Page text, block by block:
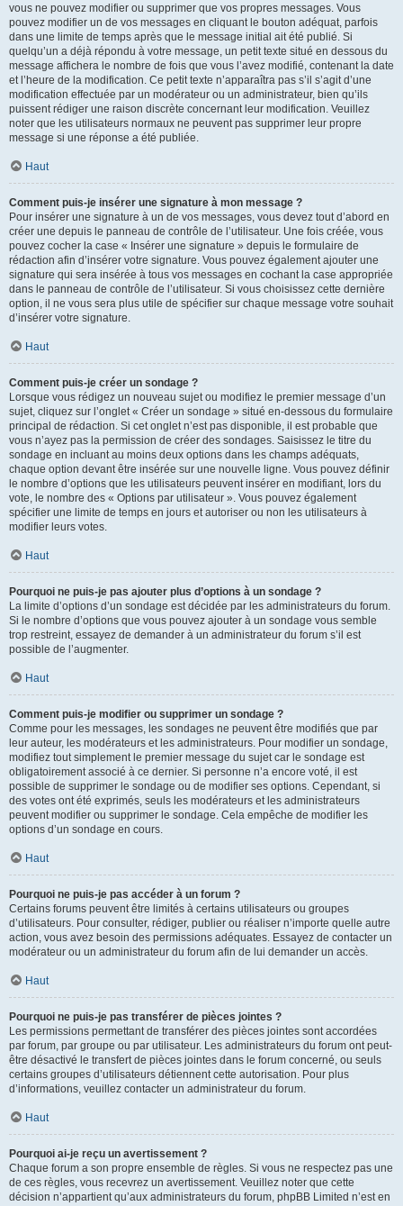
vous ne pouvez modifier ou supprimer que vos propres messages. Vous
pouvez modifier un de vos messages en cliquant le bouton adéquat, parfois
dans une limite de temps après que le message initial ait été publié. Si
quelqu’un a déjà répondu à votre message, un petit texte situé en dessous du
message affichera le nombre de fois que vous l’avez modifié, contenant la date
et l’heure de la modification. Ce petit texte n’apparaîtra pas s’il s’agit d’une
modification effectuée par un modérateur ou un administrateur, bien qu’ils
puissent rédiger une raison discrète concernant leur modification. Veuillez
noter que les utilisateurs normaux ne peuvent pas supprimer leur propre
message si une réponse a été publiée.
Haut
Comment puis-je insérer une signature à mon message ?
Pour insérer une signature à un de vos messages, vous devez tout d’abord en
créer une depuis le panneau de contrôle de l’utilisateur. Une fois créée, vous
pouvez cocher la case « Insérer une signature » depuis le formulaire de
rédaction afin d’insérer votre signature. Vous pouvez également ajouter une
signature qui sera insérée à tous vos messages en cochant la case appropriée
dans le panneau de contrôle de l’utilisateur. Si vous choisissez cette dernière
option, il ne vous sera plus utile de spécifier sur chaque message votre souhait
d’insérer votre signature.
Haut
Comment puis-je créer un sondage ?
Lorsque vous rédigez un nouveau sujet ou modifiez le premier message d’un
sujet, cliquez sur l’onglet « Créer un sondage » situé en-dessous du formulaire
principal de rédaction. Si cet onglet n’est pas disponible, il est probable que
vous n’ayez pas la permission de créer des sondages. Saisissez le titre du
sondage en incluant au moins deux options dans les champs adéquats,
chaque option devant être insérée sur une nouvelle ligne. Vous pouvez définir
le nombre d’options que les utilisateurs peuvent insérer en modifiant, lors du
vote, le nombre des « Options par utilisateur ». Vous pouvez également
spécifier une limite de temps en jours et autoriser ou non les utilisateurs à
modifier leurs votes.
Haut
Pourquoi ne puis-je pas ajouter plus d’options à un sondage ?
La limite d’options d’un sondage est décidée par les administrateurs du forum.
Si le nombre d’options que vous pouvez ajouter à un sondage vous semble
trop restreint, essayez de demander à un administrateur du forum s’il est
possible de l’augmenter.
Haut
Comment puis-je modifier ou supprimer un sondage ?
Comme pour les messages, les sondages ne peuvent être modifiés que par
leur auteur, les modérateurs et les administrateurs. Pour modifier un sondage,
modifiez tout simplement le premier message du sujet car le sondage est
obligatoirement associé à ce dernier. Si personne n’a encore voté, il est
possible de supprimer le sondage ou de modifier ses options. Cependant, si
des votes ont été exprimés, seuls les modérateurs et les administrateurs
peuvent modifier ou supprimer le sondage. Cela empêche de modifier les
options d’un sondage en cours.
Haut
Pourquoi ne puis-je pas accéder à un forum ?
Certains forums peuvent être limités à certains utilisateurs ou groupes
d’utilisateurs. Pour consulter, rédiger, publier ou réaliser n’importe quelle autre
action, vous avez besoin des permissions adéquates. Essayez de contacter un
modérateur ou un administrateur du forum afin de lui demander un accès.
Haut
Pourquoi ne puis-je pas transférer de pièces jointes ?
Les permissions permettant de transférer des pièces jointes sont accordées
par forum, par groupe ou par utilisateur. Les administrateurs du forum ont peut-
être désactivé le transfert de pièces jointes dans le forum concerné, ou seuls
certains groupes d’utilisateurs détiennent cette autorisation. Pour plus
d’informations, veuillez contacter un administrateur du forum.
Haut
Pourquoi ai-je reçu un avertissement ?
Chaque forum a son propre ensemble de règles. Si vous ne respectez pas une
de ces règles, vous recevrez un avertissement. Veuillez noter que cette
décision n’appartient qu’aux administrateurs du forum, phpBB Limited n’est en